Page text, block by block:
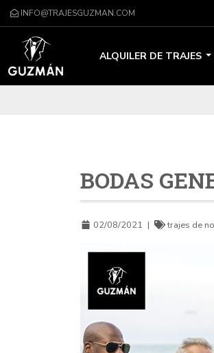
INFO@TRAJESGUZMAN.COM
ALQUILER DE TRAJES
BODAS
02/08/2021 | trajes de